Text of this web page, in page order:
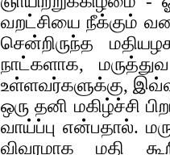
வறட்சியை நீக்கும்
சென்றிருந்த
நாட்களாக,
உள்ளவர்களுக்கு,
ஒரு தனி மகிழ்ச்சி
வாய்ப்பு என்பதால்.
விவரமாக மதி